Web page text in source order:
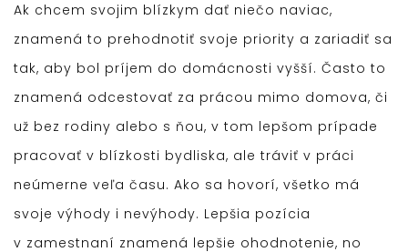
Ak chcem svojim blízkym dať niečo naviac,
znamená to prehodnotiť svoje priority a zariadiť sa
tak, aby bol príjem do domácnosti vyšší. Často to
znamená odcestovať za prácou mimo domova, či
už bez rodiny alebo s ňou, v tom lepšom prípade
pracovať v blízkosti bydliska, ale tráviť v práci
neúmerne veľa času. Ako sa hovorí, všetko má
svoje výhody i nevýhody. Lepšia pozícia
v zamestnaní znamená lepšie ohodnotenie, no